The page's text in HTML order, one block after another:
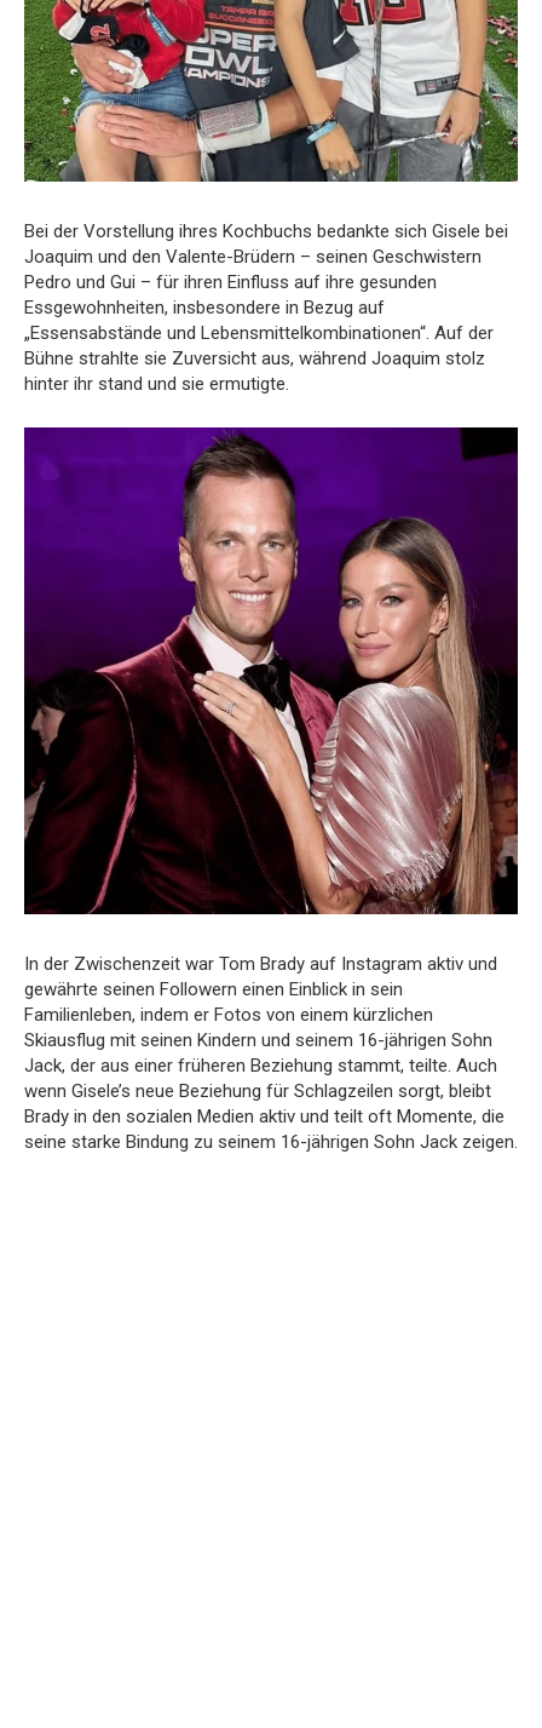
Bei der Vorstellung ihres Kochbuchs bedankte sich Gisele bei
Joaquim und den Valente-Brüdern – seinen Geschwistern
Pedro und Gui – für ihren Einfluss auf ihre gesunden
Essgewohnheiten, insbesondere in Bezug auf
„Essensabstände und Lebensmittelkombinationen“. Auf der
Bühne strahlte sie Zuversicht aus, während Joaquim stolz
hinter ihr stand und sie ermutigte.
In der Zwischenzeit war Tom Brady auf Instagram aktiv und
gewährte seinen Followern einen Einblick in sein
Familienleben, indem er Fotos von einem kürzlichen
Skiausflug mit seinen Kindern und seinem 16-jährigen Sohn
Jack, der aus einer früheren Beziehung stammt, teilte. Auch
wenn Gisele’s neue Beziehung für Schlagzeilen sorgt, bleibt
Brady in den sozialen Medien aktiv und teilt oft Momente, die
seine starke Bindung zu seinem 16-jährigen Sohn Jack zeigen.